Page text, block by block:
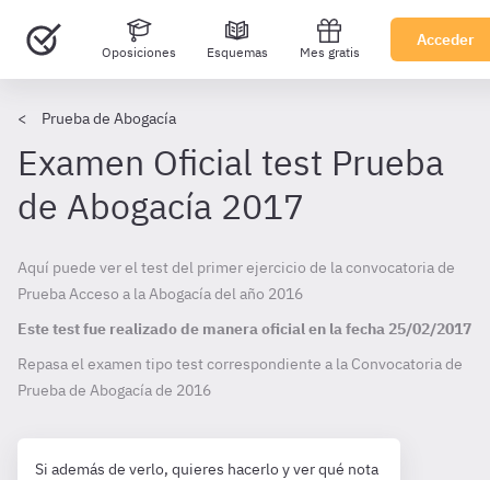
Oposiciones Esquemas Mes gratis
Acceder
Prueba de Abogacía
Examen Oficial test Prueba
de Abogacía 2017
Aquí puede ver el test del primer ejercicio de la convocatoria de
Prueba Acceso a la Abogacía del año 2016
Este test fue realizado de manera oficial en la fecha 25/02/2017
Repasa el examen tipo test correspondiente a la Convocatoria de
Prueba de Abogacía de 2016
Si además de verlo, quieres hacerlo y ver qué nota